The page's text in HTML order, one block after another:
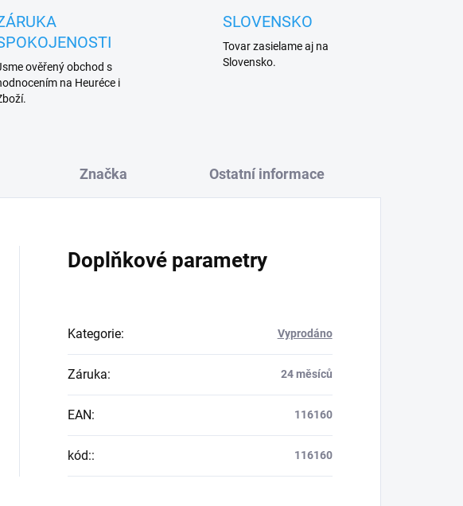
ověřený obchod s
na Heuréce i
SLOVENSKO
Tovar zasielame aj na
Slovensko.
Značka Ostatní informace
Doplňkové parametry
Kategorie: Vyprodáno
Záruka: 24 měsíců
EAN: 116160
kód:: 116160